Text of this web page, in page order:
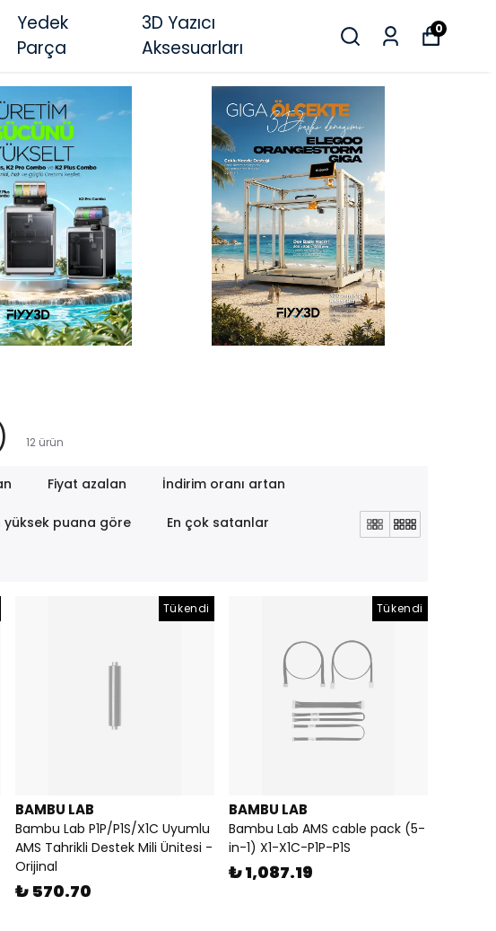
Yedek
Parça
3D Yazıcı
Aksesuarları
0
12 ürün
Fiyat azalan İndirim oranı artan
yüksek puana göre En çok satanlar
Tükendi
BAMBU LAB
Bambu Lab P1P/P1S/X1C Uyumlu
AMS Tahrikli Destek Mili Ünitesi -
Orijinal
₺ 570.70
Tükendi
BAMBU LAB
Bambu Lab AMS cable pack (5-
in-1) X1-X1C-P1P-P1S
₺ 1,087.19